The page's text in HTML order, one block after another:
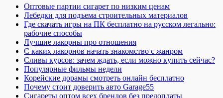
Оптовые партии сигарет по низким ценам
Лебедки для подъема строительных материалов
Где скачать игры на ПК бесплатно на русском легально:
рабочие способы
Лучшие лакорны про отношения
С каких лакорнов начать знакомство с жанром
Сливы курсов: зачем ждать, если можно купить сейчас?
Популярные фильмы недели
Корейские дорамы смотреть онлайн бесплатно
Почему стоит доверить авто Garage55
Сигареты оптом всех брендов без предоплаты